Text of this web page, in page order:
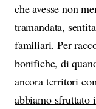
che avesse non
tramandata,
familiari. Per
bonifiche, di
ancora territori
abbiamo sfruttato